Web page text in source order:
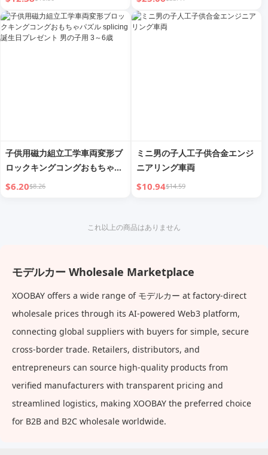
子供用磁力組立工学車両変形ブ
ロックキングコングおもちゃパ
ズル splicing 誕生日プレゼント
$6.20$8.26
ミニ男の子人工子供合金エンジ
ニアリング車両
$10.94$14.59
これ以上の商品はありません
モデルカー Wholesale Marketplace
XOOBAY offers a wide range of モデルカー at factory-direct
wholesale prices through its AI-powered Web3 platform,
connecting global suppliers with buyers for simple, secure
cross-border trade. Retailers, distributors, and
entrepreneurs can source high-quality products from
verified manufacturers with transparent pricing and
streamlined logistics, making XOOBAY the preferred choice
for B2B and B2C wholesale worldwide.